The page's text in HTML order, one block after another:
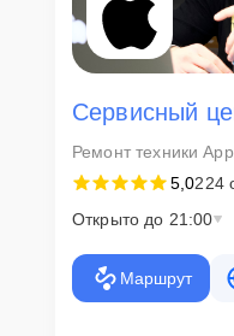
Сервисный
Ремонт техники
5,0224
Открыто до 21:00
Маршрут